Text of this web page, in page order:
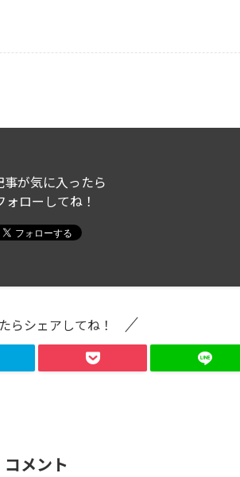
事が気に入ったら
ォローしてね！
らシェアしてね！
コメント